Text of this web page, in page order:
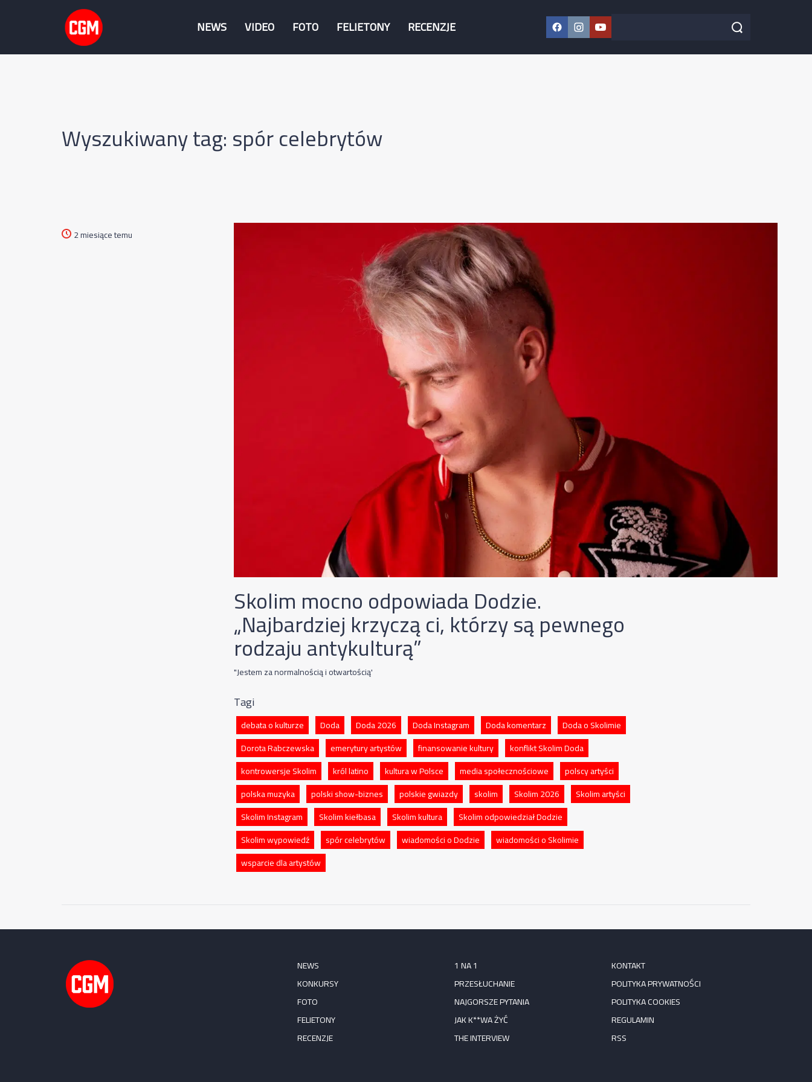
NEWS VIDEO FOTO FELIETONY RECENZJE Facebook
Instagram
YouTube
Szukaj w serwisie Szukaj
Wyszukiwany tag: spór celebrytów
2 miesiące temu
Skolim mocno odpowiada Dodzie.
„Najbardziej krzyczą ci, którzy są pewnego
rodzaju antykulturą”
"Jestem za normalnością i otwartością'
Tagi
debata o kulturze Doda Doda 2026 Doda Instagram Doda komentarz
Doda o Skolimie
Dorota Rabczewska
emerytury artystów finansowanie kultury
konflikt Skolim Doda
kontrowersje Skolim
król latino kultura w Polsce media społecznościowe
polscy artyści
polska muzyka
polski show-biznes polskie gwiazdy skolim Skolim 2026
Skolim artyści
Skolim Instagram
Skolim kiełbasa Skolim kultura
Skolim odpowiedział Dodzie
Skolim wypowiedź
spór celebrytów wiadomości o Dodzie
wiadomości o Skolimie
wsparcie dla artystów
NEWS
KONKURSY
FOTO
FELIETONY
RECENZJE
1 NA 1
PRZESŁUCHANIE
NAJGORSZE PYTANIA
JAK K**WA ŻYĆ
THE INTERVIEW
KONTAKT
POLITYKA PRYWATNOŚCI
POLITYKA COOKIES
REGULAMIN
RSS